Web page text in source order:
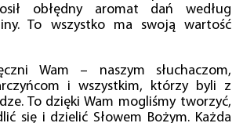
obłędny aromat dań według
To wszystko ma swoją wartość
Wam – naszym słuchaczom,
i wszystkim, którzy byli z
To dzięki Wam mogliśmy tworzyć,
się i dzielić Słowem Bożym. Każda